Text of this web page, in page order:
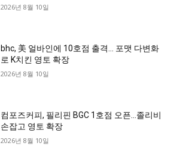
2026년 8월 10일
bhc, 美 얼바인에 10호점 출격… 포맷 다변화
로 K치킨 영토 확장
2026년 8월 10일
컴포즈커피, 필리핀 BGC 1호점 오픈…졸리비
손잡고 영토 확장
2026년 8월 10일